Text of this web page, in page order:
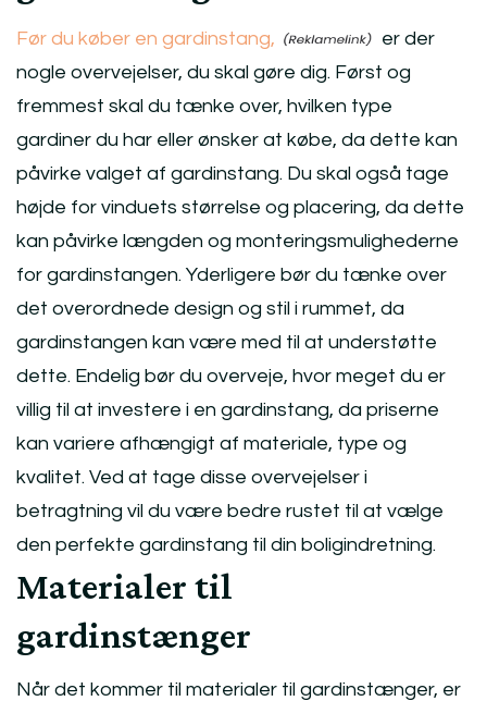
Før du køber en gardinstang,
er der
nogle overvejelser, du skal gøre dig. Først og
fremmest skal du tænke over, hvilken type
gardiner du har eller ønsker at købe, da dette kan
påvirke valget af gardinstang. Du skal også tage
højde for vinduets størrelse og placering, da dette
kan påvirke længden og monteringsmulighederne
for gardinstangen. Yderligere bør du tænke over
det overordnede design og stil i rummet, da
gardinstangen kan være med til at understøtte
dette. Endelig bør du overveje, hvor meget du er
villig til at investere i en gardinstang, da priserne
kan variere afhængigt af materiale, type og
kvalitet. Ved at tage disse overvejelser i
betragtning vil du være bedre rustet til at vælge
den perfekte gardinstang til din boligindretning.
Materialer til
gardinstænger
Når det kommer til materialer til gardinstænger, er